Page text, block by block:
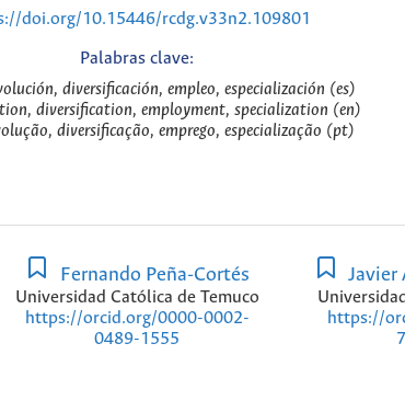
doi.org/10.15446/rcdg.v33n2.109801
Palabras clave:
diversificación, empleo, especialización (es)
diversification, employment, specialization (en)
diversificação, emprego, especialização (pt)
Fernando Peña-Cortés
Universidad Católica de Temuco
https://orcid.org/0000-0002-
0489-1555
Javier
https://